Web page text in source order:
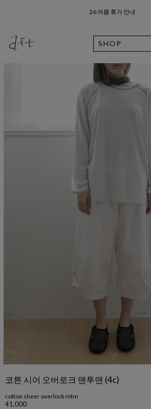
8월 7일 금요일 입고예정일 안내
SHOP
코튼 시어 오버로크 맨투맨 (4c)
cotton sheer overlock mtm
41,000